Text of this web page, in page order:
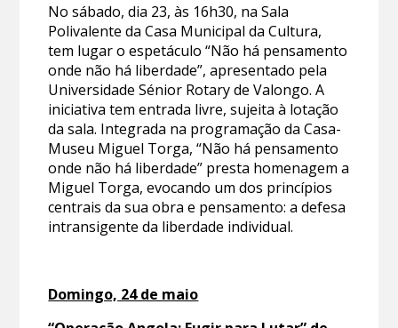
No sábado, dia 23, às 16h30, na Sala
Polivalente da Casa Municipal da Cultura,
tem lugar o espetáculo “Não há pensamento
onde não há liberdade”, apresentado pela
Universidade Sénior Rotary de Valongo. A
iniciativa tem entrada livre, sujeita à lotação
da sala. Integrada na programação da Casa-
Museu Miguel Torga, “Não há pensamento
onde não há liberdade” presta homenagem a
Miguel Torga, evocando um dos princípios
centrais da sua obra e pensamento: a defesa
intransigente da liberdade individual.
Domingo, 24 de maio